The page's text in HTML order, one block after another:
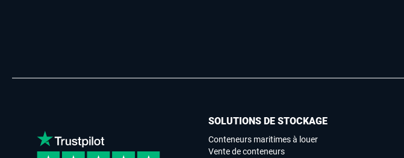
SOLUTIONS DE STOCKAGE
Conteneurs maritimes à louer
Vente de conteneurs